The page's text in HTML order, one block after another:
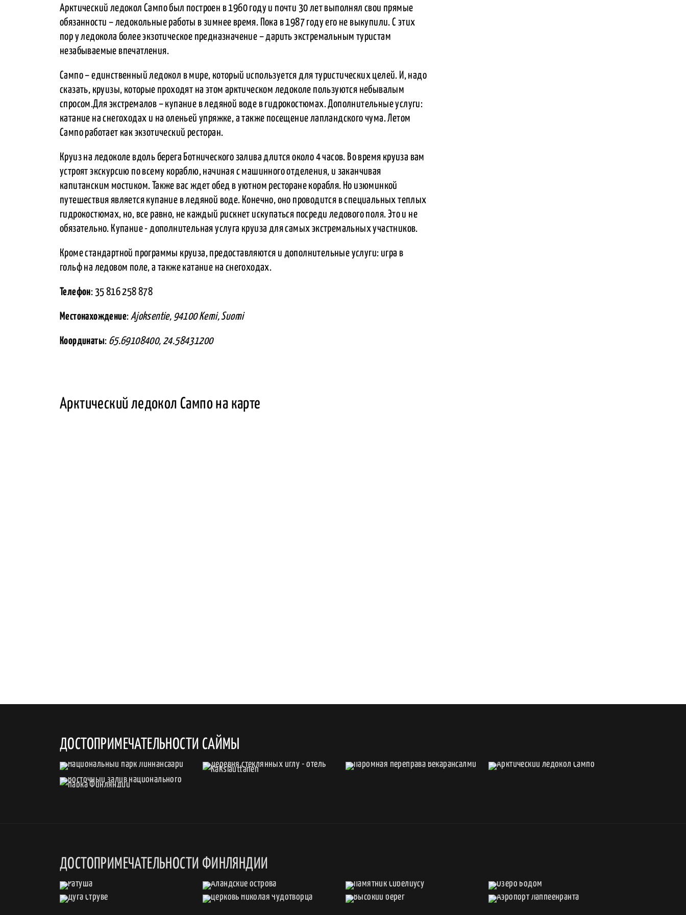
Арктический ледокол Сампо был построен в 1960 году и почти 30 лет выполнял свои прямые
обязанности – ледокольные работы в зимнее время. Пока в 1987 году его не выкупили. С этих
пор у ледокола более экзотическое предназначение – дарить экстремальным туристам
незабываемые впечатления.
Сампо – единственный ледокол в мире, который используется для туристических целей. И, надо
сказать, круизы, которые проходят на этом арктическом ледоколе пользуются небывалым
спросом.Для экстремалов – купание в ледяной воде в гидрокостюмах. Дополнительные услуги:
катание на снегоходах и на оленьей упряжке, а также посещение лапландского чума. Летом
Сампо работает как экзотический ресторан.
Круиз на ледоколе вдоль берега Ботнического залива длится около 4 часов. Во время круиза вам
устроят экскурсию по всему кораблю, начиная с машинного отделения, и заканчивая
капитанским мостиком. Также вас ждет обед в уютном ресторане корабля. Но изюминкой
путешествия является купание в ледяной воде. Конечно, оно проводится в специальных теплых
гидрокостюмах, но, все равно, не каждый рискнет искупаться посреди ледового поля. Это и не
обязательно. Купание - дополнительная услуга круиза для самых экстремальных участников.
Кроме стандартной программы круиза, предоставляются и дополнительные услуги: игра в
гольф на ледовом поле, а также катание на снегоходах.
Телефон: 35 816 258 878
Местонахождение: Ajoksentie, 94100 Kemi, Suomi
Координаты: 65.69108400, 24.58431200
Арктический ледокол Сампо на карте
ДОСТОПРИМЕЧАТЕЛЬНОСТИ САЙМЫ
ДОСТОПРИМЕЧАТЕЛЬНОСТИ ФИНЛЯНДИИ